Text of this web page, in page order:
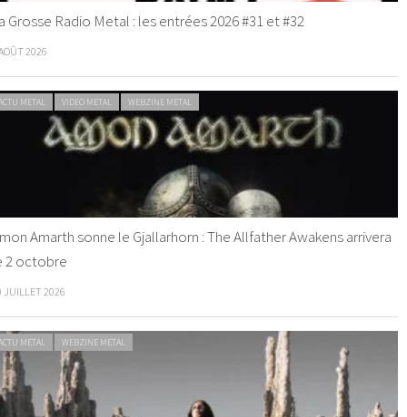
Grosse Radio Metal : les entrées 2026 #31 et #32
2026
METAL VIDEO METAL WEBZINE METAL
Amarth sonne le Gjallarhorn : The Allfather Awakens arrivera
2 octobre
JUILLET 2026
METAL WEBZINE METAL